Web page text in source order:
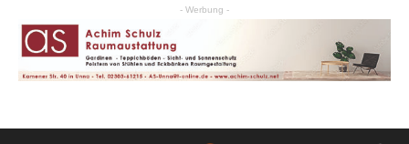
- Werbung -